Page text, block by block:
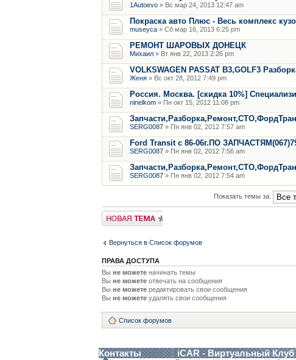
1Autoevo » Вс мар 24, 2013 12:47 am
Покраска авто Плюс - Весь комплекс
museyca » Сб мар 16, 2013 6:25 pm
РЕМОНТ ШАРОВЫХ ДОНЕЦК
Михаил » Вт янв 22, 2013 2:26 pm
VOLKSWAGEN PASSAT B3,GOLF3
Женя » Вс окт 28, 2012 7:49 pm
Россия. Москва. [скидка 10%]
ninelkom » Пн окт 15, 2012 11:08 pm
SERG0087 » Пн янв 02, 2012 7:57 am
Ford Transit с 86-06г.ПО
SERG0087 » Пн янв 02, 2012 7:56 am
SERG0087 » Пн янв 02, 2012 7:54 am
Показать темы за:
Новая тема
Вернуться в Список форумов
ПРАВА ДОСТУПА
Вы не можете начинать темы
Вы не можете отвечать на сообщения
Вы не можете редактировать свои сообщения
Вы не можете удалять свои сообщения
Список форумов
Контакты iCAR - Виртуальный